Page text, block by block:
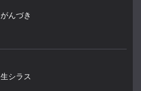
がんづき
生シラス